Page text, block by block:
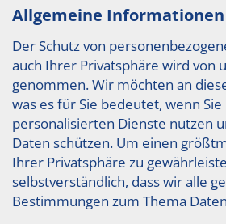
Allgemeine Informationen
Der Schutz von
auch Ihrer Privatsphäre wird von
genommen. Wir möchten an
was es für Sie bedeutet, wenn
personalisierten Dienste nutzen
Daten schützen. Um einen
Ihrer Privatsphäre zu
selbstverständlich, dass wir alle
Bestimmungen zum Thema